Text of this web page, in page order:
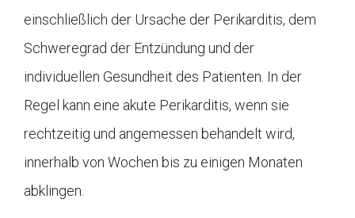
einschließlich der Ursache der Perikarditis, dem
Schweregrad der Entzündung und der
individuellen Gesundheit des Patienten. In der
Regel kann eine akute Perikarditis, wenn sie
rechtzeitig und angemessen behandelt wird,
innerhalb von Wochen bis zu einigen Monaten
abklingen.